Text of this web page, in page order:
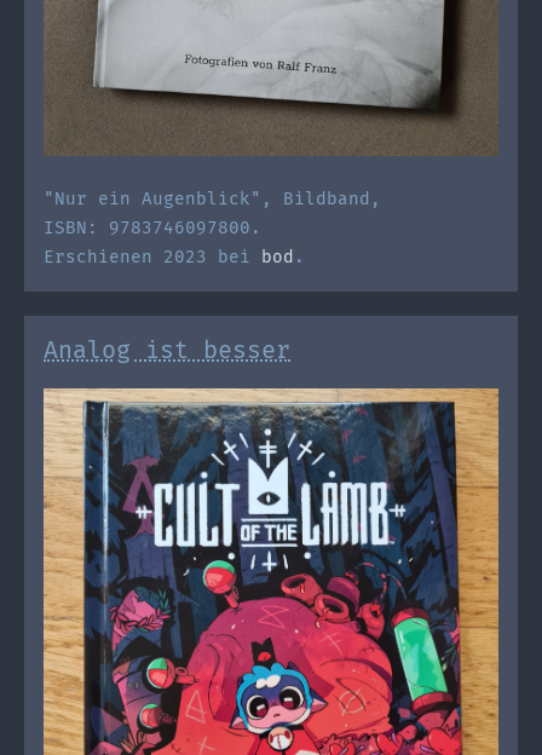
"Nur ein Augenblick", Bildband,
ISBN: 9783746097800.
Erschienen 2023 bei
bod .
Analog ist besser